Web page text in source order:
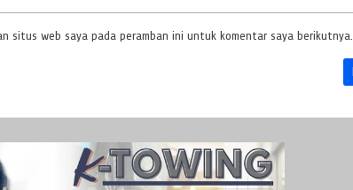
situs web saya pada peramban ini untuk komentar saya berikutnya.